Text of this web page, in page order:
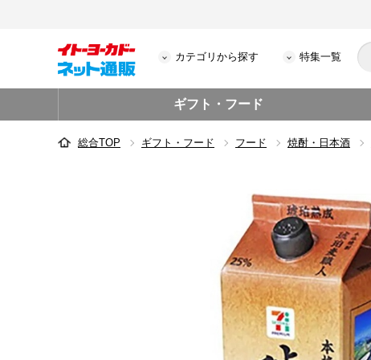
カテゴリから探す 特集一覧
ギフト・フード
総合TOP ギフト・フード フード 焼酎・日本酒